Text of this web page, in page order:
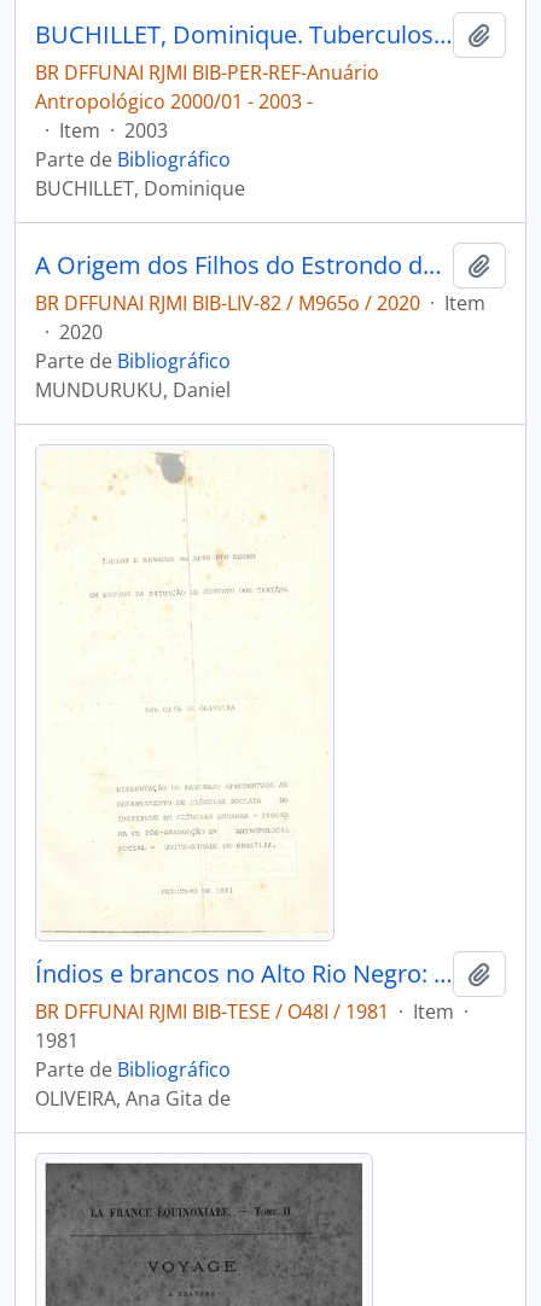
BUCHILLET, Dominique. Tuberculose, cultura e saúde pública [Anuário Antropológico 2000/01]
BR DFFUNAI RJMI BIB-PER-REF-Anuário
Antropológico 2000/01 - 2003 -
· Item · 2003
Parte de Bibliográfico
BUCHILLET, Dominique
A Origem dos Filhos do Estrondo do Trovão: Uma história do Povo Tariana.
BR DFFUNAI RJMI BIB-LIV-82 / M965o / 2020 · Item
· 2020
Parte de Bibliográfico
MUNDURUKU, Daniel
Índios e brancos no Alto Rio Negro: um estudo da situação de contato dos TariAna
BR DFFUNAI RJMI BIB-TESE / O48I / 1981 · Item ·
1981
Parte de Bibliográfico
OLIVEIRA, Ana Gita de